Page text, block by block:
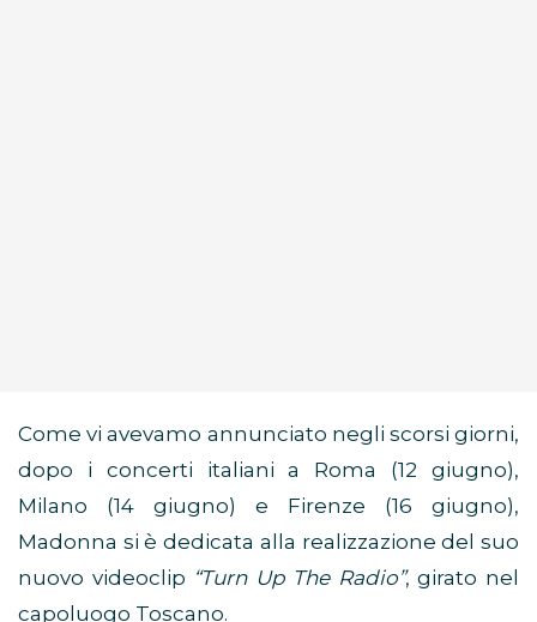
Come vi avevamo annunciato negli scorsi giorni,
dopo i concerti italiani a Roma (12 giugno),
Milano (14 giugno) e Firenze (16 giugno),
Madonna si è dedicata alla realizzazione del suo
nuovo videoclip “Turn Up The Radio”, girato nel
capoluogo Toscano.